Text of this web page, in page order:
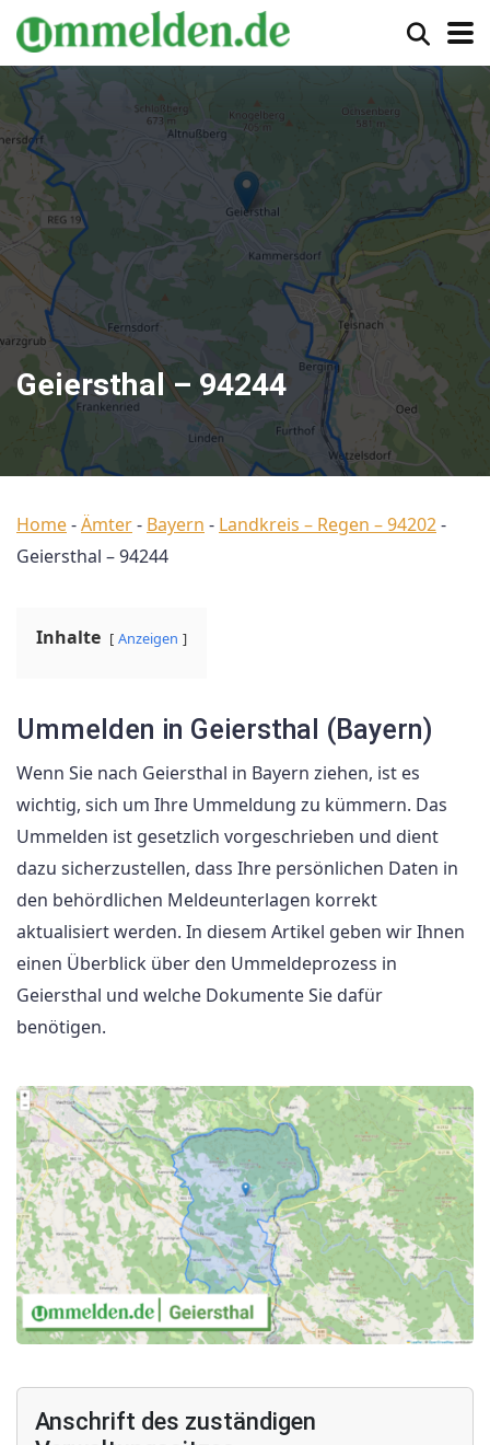
Geiersthal – 94244
Home-Ämter- Bayern - Landkreis – Regen – 94202-
Geiersthal – 94244
Inhalte Anzeigen
Ummelden in Geiersthal (Bayern)
Wenn Sie nach Geiersthal in Bayern ziehen, ist es
wichtig, sich um Ihre Ummeldung zu kümmern. Das
Ummelden ist gesetzlich vorgeschrieben und dient
dazu sicherzustellen, dass Ihre persönlichen Daten in
den behördlichen Meldeunterlagen korrekt
aktualisiert werden. In diesem Artikel geben wir Ihnen
einen Überblick über den Ummeldeprozess in
Geiersthal und welche Dokumente Sie dafür
benötigen.
Anschrift des zuständigen